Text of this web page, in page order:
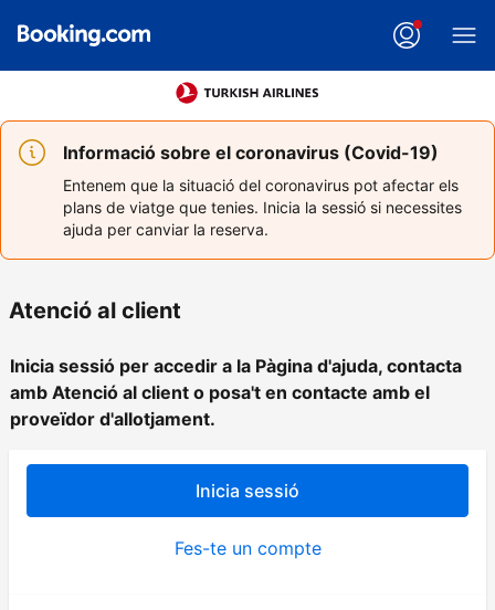
Informació sobre el coronavirus (Covid-19)
Entenem que la situació del coronavirus pot afectar els
plans de viatge que tenies. Inicia la sessió si necessites
ajuda per canviar la reserva.
Atenció al client
Inicia sessió per accedir a la Pàgina d'ajuda, contacta
amb Atenció al client o posa't en contacte amb el
proveïdor d'allotjament.
Inicia sessió
Fes-te un compte